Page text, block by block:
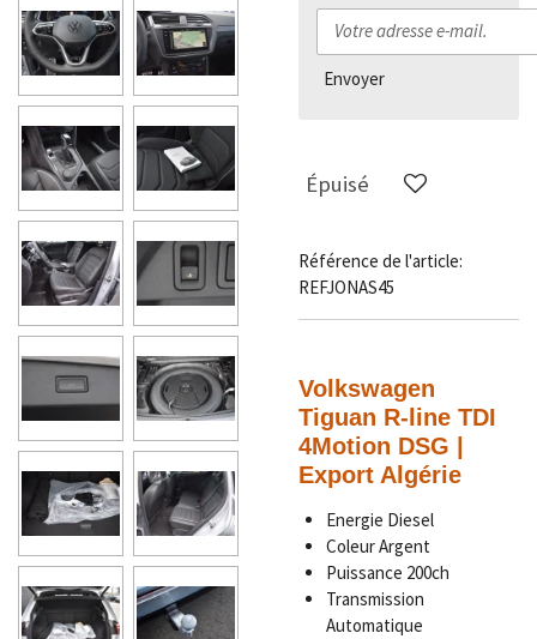
Envoyer
Épuisé
Référence de l'article:
REFJONAS45
Volkswagen
Tiguan R-line TDI
4Motion DSG |
Export Algérie
Energie Diesel
Coleur Argent
Puissance 200ch
Transmission
Automatique